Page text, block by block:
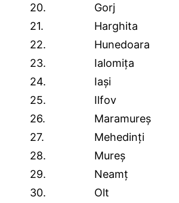
20.
Gorj
21.
Harghita
22.
Hunedoara
23.
Ialomița
24.
Iași
25.
Ilfov
26.
Maramureș
27.
Mehedinți
28.
Mureș
29.
Neamț
30.
Olt